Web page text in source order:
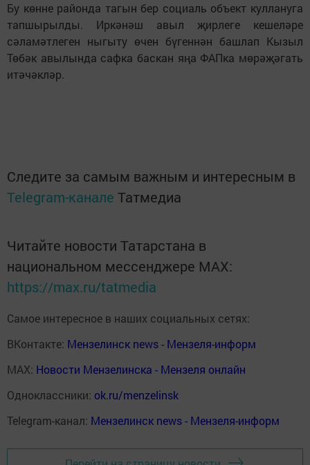
Бу көнне районда тагын бер социаль объект куллануга
тапшырылды. Иркәнәш авыл җирлеге кешеләре
сәламәтлеген ныгыту өчен бүгеннән башлап Кызыл
Төбәк авылында сафка баскан яңа ФАПка мөрәҗәгать
итәчәкләр.
Следите за самым важным и интересным в
Telegram-канале Татмедиа
Читайте новости Татарстана в
национальном мессенджере MАХ:
https://max.ru/tatmedia
Самое интересное в наших социальных сетях:
ВКонтакте: Мензелинск news - Мензеля-информ
MAX: Новости Мензелинска - Мензеля онлайн
Одноклассники: ok.ru/menzelinsk
Telegram-канал: Мензелинск news - Мензеля-информ